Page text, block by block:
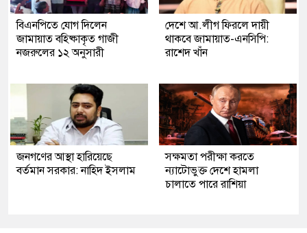
বিএনপিতে যোগ দিলেন
জামায়াত বহিষ্কাকৃত গাজী
নজরুলের ১২ অনুসারী
দেশে আ.লীগ ফিরলে দায়ী
থাকবে জামায়াত-এনসিপি:
রাশেদ খাঁন
জনগণের আস্থা হারিয়েছে
বর্তমান সরকার: নাহিদ ইসলাম
সক্ষমতা পরীক্ষা করতে
ন্যাটোভুক্ত দেশে হামলা
চালাতে পারে রাশিয়া